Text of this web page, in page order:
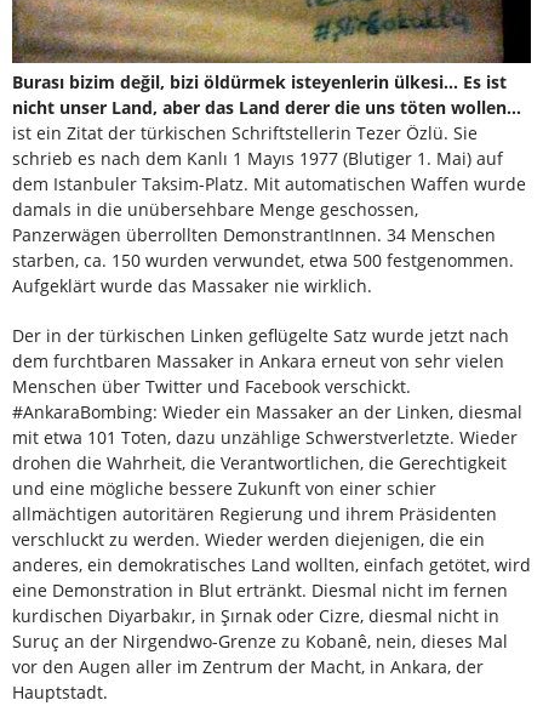
Burası bizim değil, bizi öldürmek isteyenlerin ülkesi… Es ist
nicht unser Land, aber das Land derer die uns töten wollen…
ist ein Zitat der türkischen Schriftstellerin Tezer Özlü. Sie
schrieb es nach dem Kanlı 1 Mayıs 1977 (Blutiger 1. Mai) auf
dem Istanbuler Taksim-Platz. Mit automatischen Waffen wurde
damals in die unübersehbare Menge geschossen,
Panzerwägen überrollten DemonstrantInnen. 34 Menschen
starben, ca. 150 wurden verwundet, etwa 500 festgenommen.
Aufgeklärt wurde das Massaker nie wirklich.
Der in der türkischen Linken geflügelte Satz wurde jetzt nach
dem furchtbaren Massaker in Ankara erneut von sehr vielen
Menschen über Twitter und Facebook verschickt.
#AnkaraBombing: Wieder ein Massaker an der Linken, diesmal
mit etwa 101 Toten, dazu unzählige Schwerstverletzte. Wieder
drohen die Wahrheit, die Verantwortlichen, die Gerechtigkeit
und eine mögliche bessere Zukunft von einer schier
allmächtigen autoritären Regierung und ihrem Präsidenten
verschluckt zu werden. Wieder werden diejenigen, die ein
anderes, ein demokratisches Land wollten, einfach getötet, wird
eine Demonstration in Blut ertränkt. Diesmal nicht im fernen
kurdischen Diyarbakır, in Şırnak oder Cizre, diesmal nicht in
Suruç an der Nirgendwo-Grenze zu Kobanê, nein, dieses Mal
vor den Augen aller im Zentrum der Macht, in Ankara, der
Hauptstadt.